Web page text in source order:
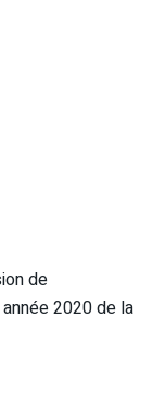
de
2020 de la